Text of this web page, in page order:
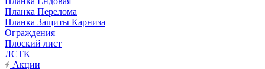
Планка Перелома
Планка Защиты Карниза
Ограждения
Плоский лист
ЛСТК
Акции